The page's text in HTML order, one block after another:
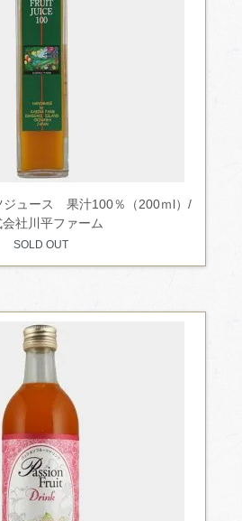
ジュース 果汁100％（200ｍl）/
社川平ファーム
SOLD OUT